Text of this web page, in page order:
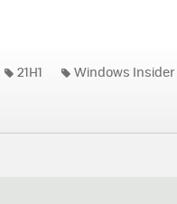
21H1 Windows